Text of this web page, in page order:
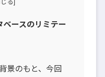
ースのリミテー
景のもと、今回